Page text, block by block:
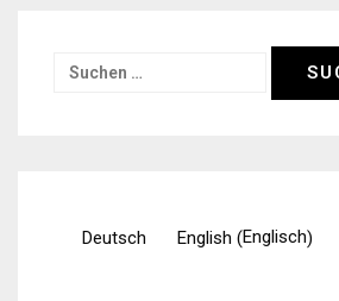
Suchen
Deutsch English (Englisch)